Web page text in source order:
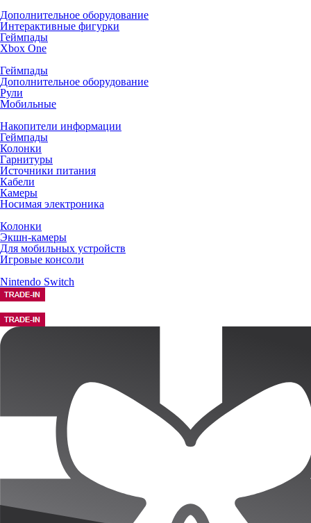
Дополнительное оборудование
Интерактивные фигурки
Геймпады
Xbox One
Геймпады
Дополнительное оборудование
Рули
Мобильные
Накопители информации
Геймпады
Колонки
Гарнитуры
Источники питания
Кабели
Камеры
Носимая электроника
Колонки
Экшн-камеры
Для мобильных устройств
Игровые консоли
Nintendo Switch